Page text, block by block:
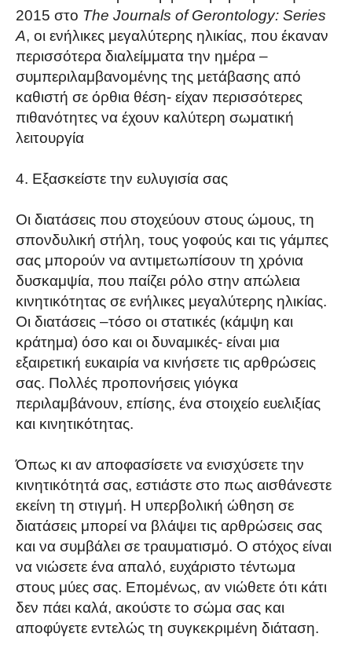
2015 στο The Journals of Gerontology: Series
Α, οι ενήλικες μεγαλύτερης ηλικίας, που έκαναν
περισσότερα διαλείμματα την ημέρα –
συμπεριλαμβανομένης της μετάβασης από
καθιστή σε όρθια θέση- είχαν περισσότερες
πιθανότητες να έχουν καλύτερη σωματική
λειτουργία
4. Εξασκείστε την ευλυγισία σας
Οι διατάσεις που στοχεύουν στους ώμους, τη
σπονδυλική στήλη, τους γοφούς και τις γάμπες
σας μπορούν να αντιμετωπίσουν τη χρόνια
δυσκαμψία, που παίζει ρόλο στην απώλεια
κινητικότητας σε ενήλικες μεγαλύτερης ηλικίας.
Οι διατάσεις –τόσο οι στατικές (κάμψη και
κράτημα) όσο και οι δυναμικές- είναι μια
εξαιρετική ευκαιρία να κινήσετε τις αρθρώσεις
σας. Πολλές προπονήσεις γιόγκα
περιλαμβάνουν, επίσης, ένα στοιχείο ευελιξίας
και κινητικότητας.
Όπως κι αν αποφασίσετε να ενισχύσετε την
κινητικότητά σας, εστιάστε στο πως αισθάνεστε
εκείνη τη στιγμή. Η υπερβολική ώθηση σε
διατάσεις μπορεί να βλάψει τις αρθρώσεις σας
και να συμβάλει σε τραυματισμό. Ο στόχος είναι
να νιώσετε ένα απαλό, ευχάριστο τέντωμα
στους μύες σας. Επομένως, αν νιώθετε ότι κάτι
δεν πάει καλά, ακούστε το σώμα σας και
αποφύγετε εντελώς τη συγκεκριμένη διάταση.